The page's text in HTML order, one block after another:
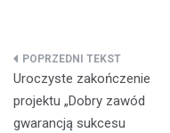
Nawigacja
wpisu
Uroczyste zakończenie
projektu „Dobry zawód
gwarancją sukcesu